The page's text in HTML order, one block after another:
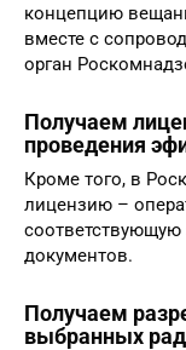
концепцию
вместе с
орган
Получаем
проведения
Кроме того, в
лицензию –
соответствующую
документов.
Получаем
выбранных